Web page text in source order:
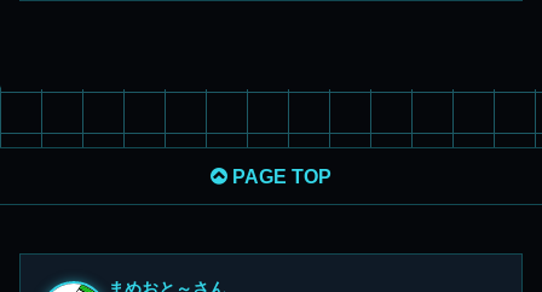
PAGE TOP